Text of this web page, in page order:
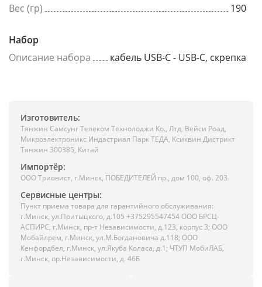
Вес (гр)
190
Набор
Описание набора
кабель USB-C - USB-C, скрепка
Изготовитель:
Тянжин Самсунг Телеком Технолоджи Ко., Лтд, Вейси Роад,
Микроэлектроникс Индастриал Парк ТЕДА, Ксиквин Дистрикт
Тянжин 300385, Китай
Импортёр:
ООО Триовист, г.Минск, ПОБЕДИТЕЛЕЙ пр., дом 100, оф. 203
Сервисные центры:
Пункт приема товара для гарантийного обслуживания:
г.Минск, ул.Притыцкого, д.105 +375295547454 ООО БРСЦ-
АСПИРС, г.Минск, пр-т Независимости, д.123, корпус 3; ООО
Мобайлрем, г.Минск, ул.М.Богдановича д.118; ООО
Кенфордбел, г.Минск, ул.Якуба Коласа, д.1; ЧТУП МобиЛАБ,
г.Минск, пр.Независимости, д. 46Б